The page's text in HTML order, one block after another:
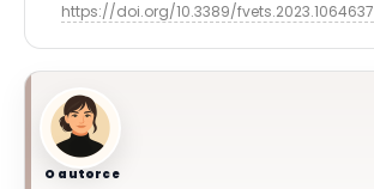
https://doi.org/10.3389/fvets.2023.1064637
O autorce